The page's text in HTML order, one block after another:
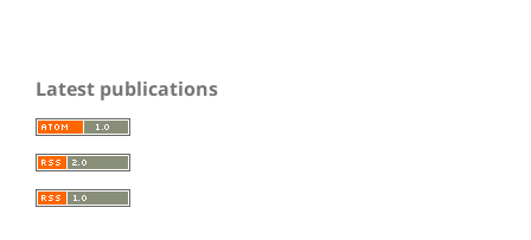
Latest publications